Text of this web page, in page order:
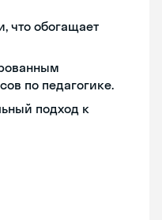
что обогащает
по педагогике.
подход к